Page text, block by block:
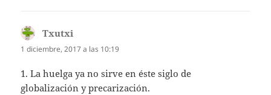
Txutxi
1 diciembre, 2017 a las 10:19
1. La huelga ya no sirve en éste siglo de
globalización y precarización.